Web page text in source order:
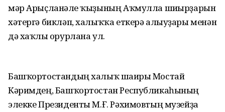
мәр Арыҫланғәле ҡыҙының Аҡ­мулла шиғырҙарын
хәтергә бикләп, халыҡҡа еткерә алыуҙары менән
дә хаҡлы ғорурлана ул.
Башҡортостандың халыҡ ша­ғиры Мостай
Кәримдең, Баш­ҡортостан Республикаһының
элекке Президенты М.Ғ. Рәхимовтың музейҙа